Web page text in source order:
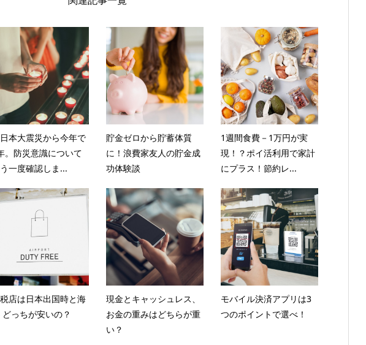
本大震災から今年で
。防災意識について
一度確認しま...
貯金ゼロから貯蓄体質
に！浪費家友人の貯金成
功体験談
1週間食費－1万円が実
現！？ポイ活利用で家計
にプラス！節約レ...
店は日本出国時と海
どっちが安いの？
現金とキャッシュレス、
お金の重みはどちらが重
い？
モバイル決済アプリは3
つのポイントで選べ！